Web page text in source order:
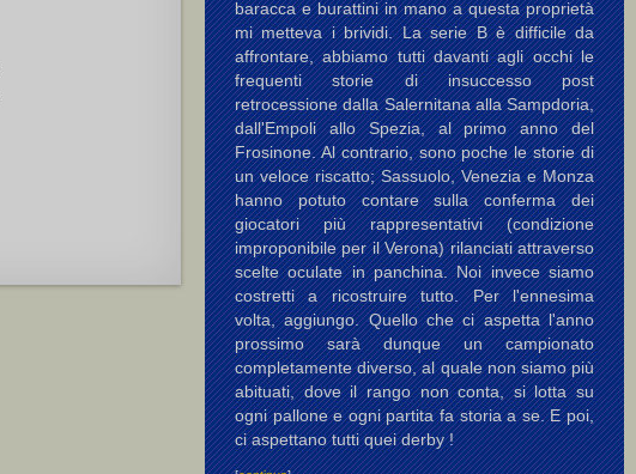
baracca e burattini in mano a questa proprietà
mi metteva i brividi. La serie B è difficile da
affrontare, abbiamo tutti davanti agli occhi le
frequenti storie di insuccesso post
retrocessione dalla Salernitana alla Sampdoria,
dall'Empoli allo Spezia, al primo anno del
Frosinone. Al contrario, sono poche le storie di
un veloce riscatto; Sassuolo, Venezia e Monza
hanno potuto contare sulla conferma dei
giocatori più rappresentativi (condizione
improponibile per il Verona) rilanciati attraverso
scelte oculate in panchina. Noi invece siamo
costretti a ricostruire tutto. Per l'ennesima
volta, aggiungo. Quello che ci aspetta l'anno
prossimo sarà dunque un campionato
completamente diverso, al quale non siamo più
abituati, dove il rango non conta, si lotta su
ogni pallone e ogni partita fa storia a se. E poi,
ci aspettano tutti quei derby !